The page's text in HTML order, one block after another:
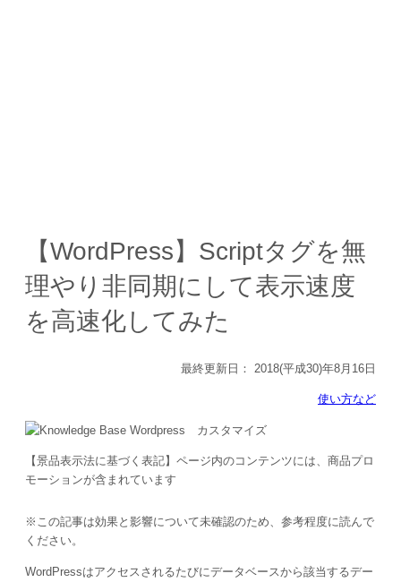
【WordPress】Scriptタグを無
理やり非同期にして表示速度
を高速化してみた
最終更新日： 2018(平成30)年8月16日
使い方など
【景品表示法に基づく表記】ページ内のコンテンツには、商品プロ
モーションが含まれています
※この記事は効果と影響について未確認のため、参考程度に読んで
ください。
WordPressはアクセスされるたびにデータベースから該当するデー